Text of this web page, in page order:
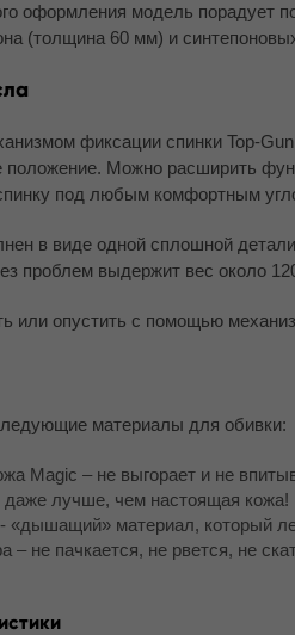
оформления модель порадует
(толщина 60 мм) и
фиксации спинки Top-
положение. Можно расширить
под любым комфортным
в виде одной сплошной
проблем выдержит вес около 120
или опустить с помощью
материалы для обивки:
Magic – не выгорает и не
даже лучше, чем настоящая кожа!
«дышащий» материал, который
– не пачкается, не рвется, не